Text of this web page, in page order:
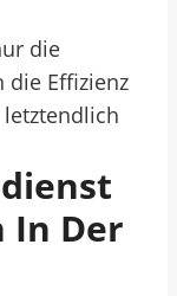
die
die Effizienz
In Der